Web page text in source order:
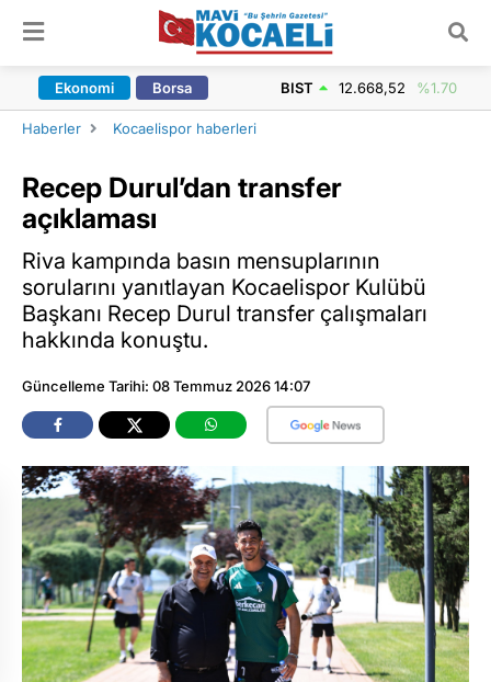
Ekonomi Borsa BIST 12.668,52 %1.70
Haberler Kocaelispor haberleri
Recep Durul’dan transfer
açıklaması
Riva kampında basın mensuplarının
sorularını yanıtlayan Kocaelispor Kulübü
Başkanı Recep Durul transfer çalışmaları
hakkında konuştu.
Güncelleme Tarihi: 08 Temmuz 2026 14:07